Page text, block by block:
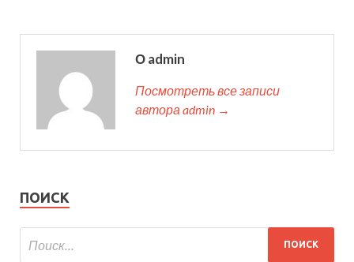
О admin
Посмотреть все записи
автора admin →
ПОИСК